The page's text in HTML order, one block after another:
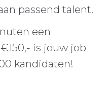
passend talent.
een
is jouw job
kandidaten!